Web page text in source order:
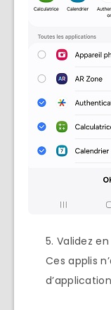
Validez
Ces applis